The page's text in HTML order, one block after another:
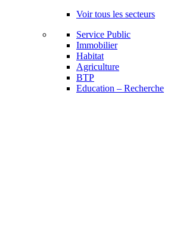
Voir tous les secteurs
Service Public
Immobilier
Habitat
Agriculture
BTP
Education – Recherche